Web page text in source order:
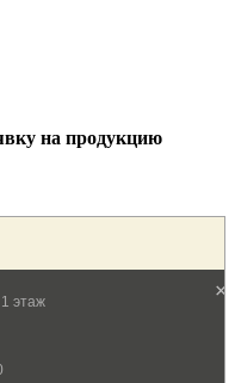
на продукцию